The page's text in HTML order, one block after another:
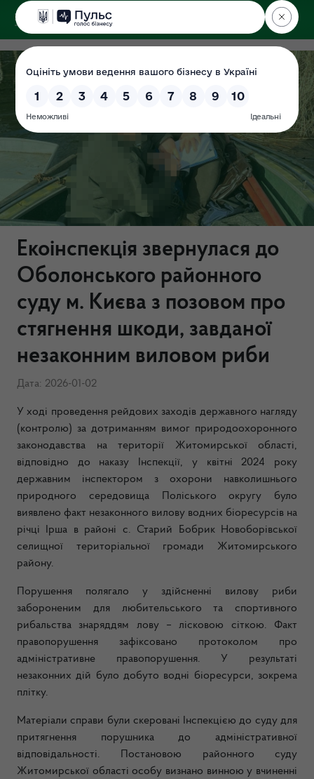
ДЕРЖЕКОІНСПЕКЦІЯ
Поліського округу
Екоінспекція звернулася до
Оболонського районного
суду м. Києва з позовом про
стягнення шкоди, завданої
незаконним виловом риби
Дата: 2026-01-02
У ході проведення рейдових заходів державного нагляду
(контролю) за дотриманням вимог природоохоронного
законодавства на території Житомирської області,
відповідно до наказу Інспекції, у квітні 2024 року
державним інспектором з охорони навколишнього
природного середовища Поліського округу було
виявлено факт незаконного вилову водних біоресурсів на
річці Ірша в районі с. Старий Бобрик Новоборівської
селищної територіальної громади Житомирського
району.
Порушення полягало у здійсненні вилову риби
забороненим для любительського та спортивного
рибальства знаряддям лову – лісковою сіткою. Факт
правопорушення зафіксовано протоколом про
адміністративне правопорушення. У результаті
незаконних дій було добуто водні біоресурси, зокрема
плітку.
Матеріали справи були скеровані Інспекцією до суду для
притягнення порушника до адміністративної
відповідальності. Постановою районного суду
Житомирської області особу визнано винною у вчиненні